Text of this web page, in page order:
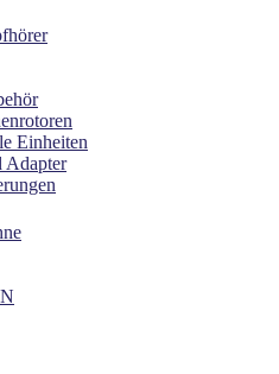
Einheiten
Adapter